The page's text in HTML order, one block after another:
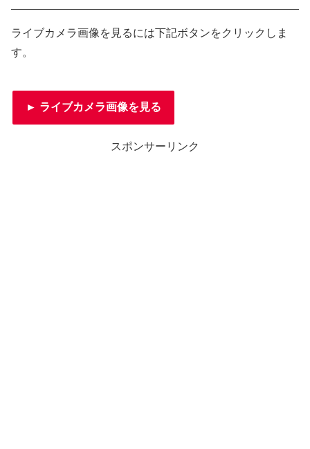
ライブカメラ画像を見るには下記ボタンをクリックしま
す。
► ライブカメラ画像を見る
スポンサーリンク